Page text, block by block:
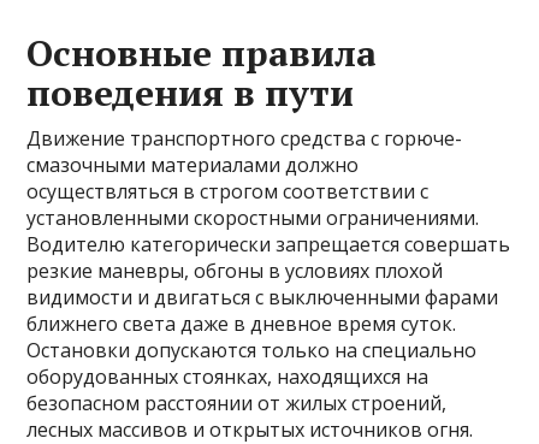
Основные правила
поведения в пути
Движение транспортного средства с горюче-
смазочными материалами должно
осуществляться в строгом соответствии с
установленными скоростными ограничениями.
Водителю категорически запрещается совершать
резкие маневры, обгоны в условиях плохой
видимости и двигаться с выключенными фарами
ближнего света даже в дневное время суток.
Остановки допускаются только на специально
оборудованных стоянках, находящихся на
безопасном расстоянии от жилых строений,
лесных массивов и открытых источников огня.